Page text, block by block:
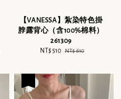
【VANESSA】紮染特色掛
脖露背心（含100%棉料）
261309
Sale
NT$ 510 Regular
NT$ 610